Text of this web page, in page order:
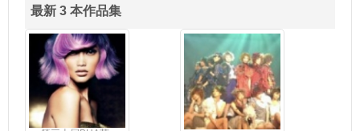
最新 3 本作品集